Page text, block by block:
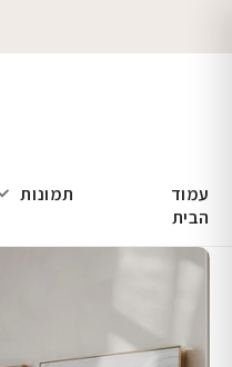
עמוד
הבית
תמונות